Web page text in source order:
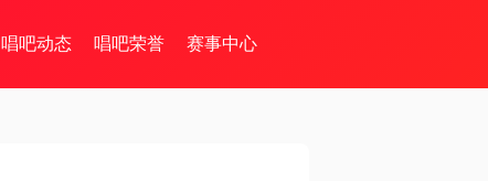
唱吧动态 唱吧荣誉 赛事中心